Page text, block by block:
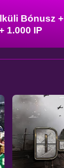
Bónusz +
1.000 IP